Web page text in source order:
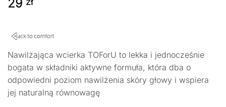
29
Nawilżająca wcierka TOForU to lekka i jednocześnie
bogata w składniki aktywne formuła, która dba o
odpowiedni poziom nawilżenia skóry głowy i wspiera
jej naturalną równowagę